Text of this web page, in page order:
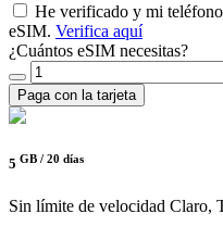
He verificado y mi
eSIM. Verifica aquí
¿Cuántos eSIM necesitas?
Paga con la tarjeta
5 GB / 20 días
Sin límite de velocidad Claro,